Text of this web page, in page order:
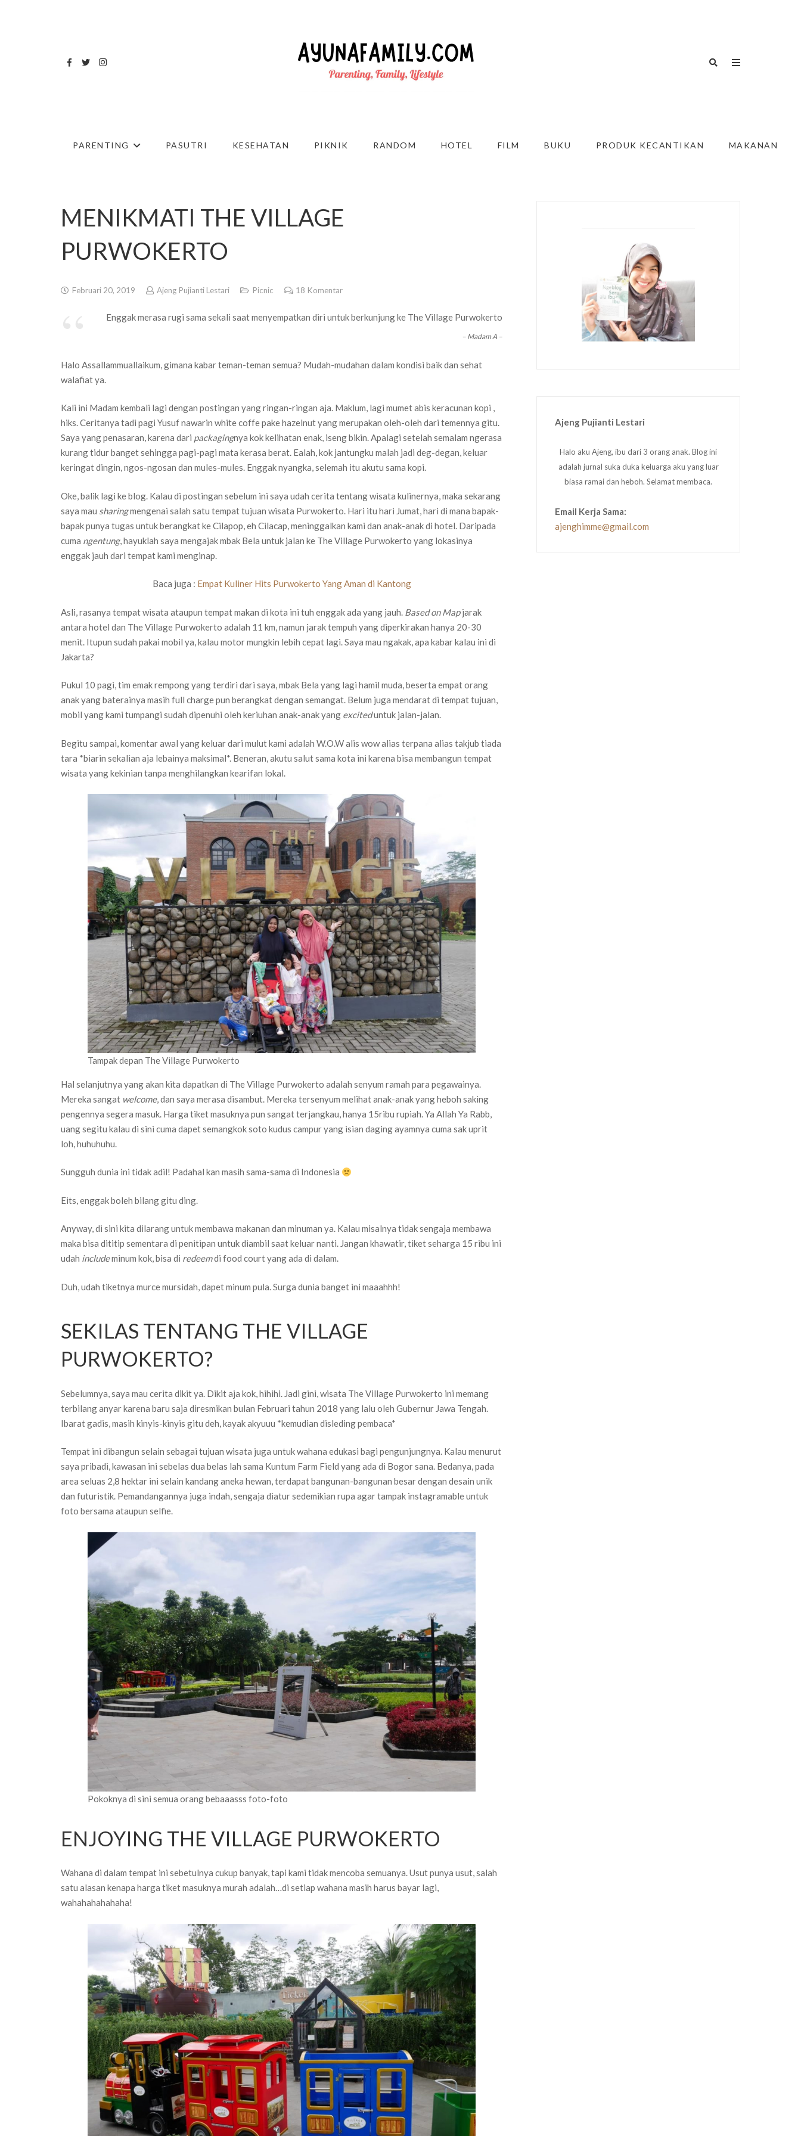
PARENTING PASUTRI KESEHATAN PIKNIK RANDOM HOTEL FILM BUKU PRODUK KECANTIKAN MAKANAN
MENIKMATI THE VILLAGE
PURWOKERTO
Februari 20, 2019 Ajeng Pujianti Lestari Picnic 18 Komentar
Enggak merasa rugi sama sekali saat menyempatkan diri untuk berkunjung ke The Village Purwokerto
– Madam A –
Halo Assallammuallaikum, gimana kabar teman-teman semua? Mudah-mudahan dalam kondisi baik dan sehat
walafiat ya.
Kali ini Madam kembali lagi dengan postingan yang ringan-ringan aja. Maklum, lagi mumet abis keracunan kopi ,
hiks. Ceritanya tadi pagi Yusuf nawarin white coffe pake hazelnut yang merupakan oleh-oleh dari temennya gitu.
Saya yang penasaran, karena dari packagingnya kok kelihatan enak, iseng bikin. Apalagi setelah semalam ngerasa
kurang tidur banget sehingga pagi-pagi mata kerasa berat. Ealah, kok jantungku malah jadi deg-degan, keluar
keringat dingin, ngos-ngosan dan mules-mules. Enggak nyangka, selemah itu akutu sama kopi.
Oke, balik lagi ke blog. Kalau di postingan sebelum ini saya udah cerita tentang wisata kulinernya, maka sekarang
saya mau sharingmengenai salah satu tempat tujuan wisata Purwokerto. Hari itu hari Jumat, hari di mana bapak-
bapak punya tugas untuk berangkat ke Cilapop, eh Cilacap, meninggalkan kami dan anak-anak di hotel. Daripada
cuma ngentung, hayuklah saya mengajak mbak Bela untuk jalan ke The Village Purwokerto yang lokasinya
enggak jauh dari tempat kami menginap.
Baca juga : Empat Kuliner Hits Purwokerto Yang Aman di Kantong
Asli, rasanya tempat wisata ataupun tempat makan di kota ini tuh enggak ada yang jauh. Based on Mapjarak
antara hotel dan The Village Purwokerto adalah 11 km, namun jarak tempuh yang diperkirakan hanya 20-30
menit. Itupun sudah pakai mobil ya, kalau motor mungkin lebih cepat lagi. Saya mau ngakak, apa kabar kalau ini di
Jakarta?
Pukul 10 pagi, tim emak rempong yang terdiri dari saya, mbak Bela yang lagi hamil muda, beserta empat orang
anak yang baterainya masih full charge pun berangkat dengan semangat. Belum juga mendarat di tempat tujuan,
mobil yang kami tumpangi sudah dipenuhi oleh keriuhan anak-anak yang exciteduntuk jalan-jalan.
Begitu sampai, komentar awal yang keluar dari mulut kami adalah W.O.W alis wow alias terpana alias takjub tiada
tara *biarin sekalian aja lebainya maksimal*. Beneran, akutu salut sama kota ini karena bisa membangun tempat
wisata yang kekinian tanpa menghilangkan kearifan lokal.
Tampak depan The Village Purwokerto
Hal selanjutnya yang akan kita dapatkan di The Village Purwokerto adalah senyum ramah para pegawainya.
Mereka sangat welcome, dan saya merasa disambut. Mereka tersenyum melihat anak-anak yang heboh saking
pengennya segera masuk. Harga tiket masuknya pun sangat terjangkau, hanya 15ribu rupiah. Ya Allah Ya Rabb,
uang segitu kalau di sini cuma dapet semangkok soto kudus campur yang isian daging ayamnya cuma sak uprit
loh, huhuhuhu.
Sungguh dunia ini tidak adil! Padahal kan masih sama-sama di Indonesia
Eits, enggak boleh bilang gitu ding.
Anyway, di sini kita dilarang untuk membawa makanan dan minuman ya. Kalau misalnya tidak sengaja membawa
maka bisa dititip sementara di penitipan untuk diambil saat keluar nanti. Jangan khawatir, tiket seharga 15 ribu ini
udah includeminum kok, bisa di redeemdi food court yang ada di dalam.
Duh, udah tiketnya murce mursidah, dapet minum pula. Surga dunia banget ini maaahhh!
SEKILAS TENTANG THE VILLAGE
PURWOKERTO?
Sebelumnya, saya mau cerita dikit ya. Dikit aja kok, hihihi. Jadi gini, wisata The Village Purwokerto ini memang
terbilang anyar karena baru saja diresmikan bulan Februari tahun 2018 yang lalu oleh Gubernur Jawa Tengah.
Ibarat gadis, masih kinyis-kinyis gitu deh, kayak akyuuu *kemudian disleding pembaca*
Tempat ini dibangun selain sebagai tujuan wisata juga untuk wahana edukasi bagi pengunjungnya. Kalau menurut
saya pribadi, kawasan ini sebelas dua belas lah sama Kuntum Farm Field yang ada di Bogor sana. Bedanya, pada
area seluas 2,8 hektar ini selain kandang aneka hewan, terdapat bangunan-bangunan besar dengan desain unik
dan futuristik. Pemandangannya juga indah, sengaja diatur sedemikian rupa agar tampak instagramable untuk
foto bersama ataupun selfie.
Pokoknya di sini semua orang bebaaasss foto-foto
ENJOYING THE VILLAGE PURWOKERTO
Wahana di dalam tempat ini sebetulnya cukup banyak, tapi kami tidak mencoba semuanya. Usut punya usut, salah
satu alasan kenapa harga tiket masuknya murah adalah…di setiap wahana masih harus bayar lagi,
wahahahahahaha!
Ajeng Pujianti Lestari
Halo aku Ajeng, ibu dari 3 orang anak. Blog ini
adalah jurnal suka duka keluarga aku yang luar
biasa ramai dan heboh. Selamat membaca.
Email Kerja Sama:
ajenghimme@gmail.com